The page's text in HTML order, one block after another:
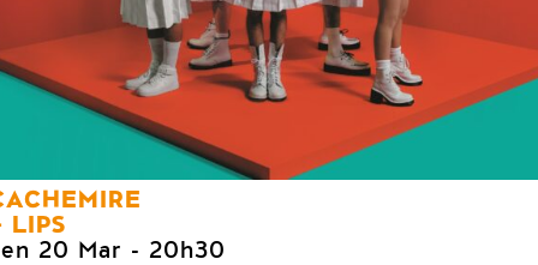
LIPS
20 Mar - 20h30